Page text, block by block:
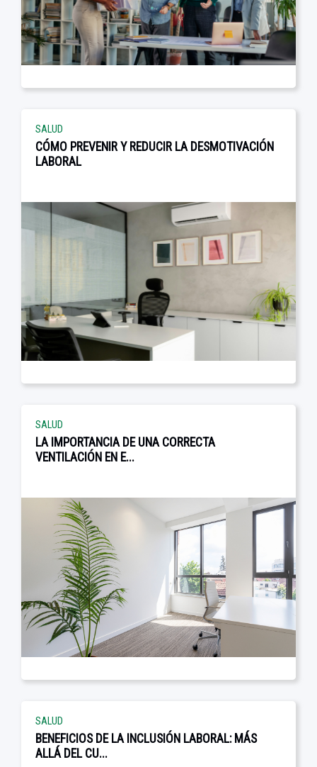
SALUD
CÓMO PREVENIR Y REDUCIR LA DESMOTIVACIÓN
LABORAL
SALUD
LA IMPORTANCIA DE UNA CORRECTA
VENTILACIÓN EN E...
SALUD
BENEFICIOS DE LA INCLUSIÓN LABORAL: MÁS
ALLÁ DEL CU...